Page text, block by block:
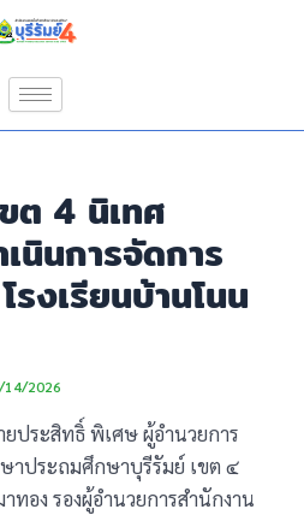
ต 4 นิเทศ
นินการจัดการ
รงเรียนบ้านโนน
14/2026
ประสิทธิ์ พิเศษ ผู้อำนวยการ
าประถมศึกษาบุรีรัมย์ เขต ๔
ทอง รองผู้อำนวยการสำนักงาน